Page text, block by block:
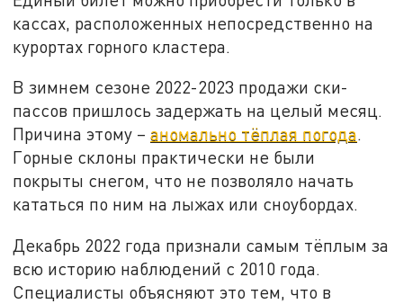
кассах, расположенных непосредственно на
курортах горного кластера.
В зимнем сезоне 2022-2023 продажи ски-
пассов пришлось задержать на целый месяц.
Причина этому –аномально тёплая погода.
Горные склоны практически не были
покрыты снегом, что не позволяло начать
кататься по ним на лыжах или сноубордах.
Декабрь 2022 года признали самым тёплым за
всю историю наблюдений с 2010 года.
Специалисты объясняют это тем, что в